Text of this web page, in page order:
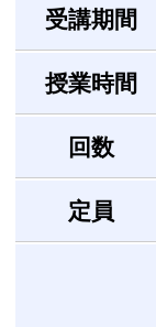
受講期間
授業時間
回数
定員